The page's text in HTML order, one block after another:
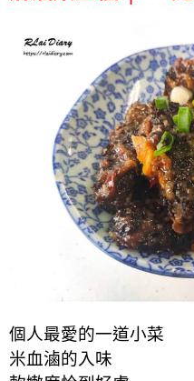
個人最愛的一道小菜
米血滷的入味